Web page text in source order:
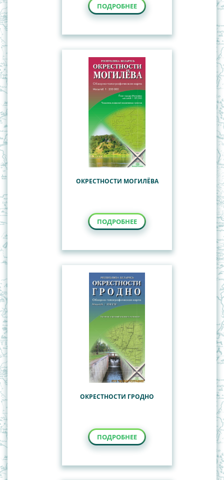
ПОДРОБНЕЕ
ОКРЕСТНОСТИ МОГИЛЁВА
ПОДРОБНЕЕ
ОКРЕСТНОСТИ ГРОДНО
ПОДРОБНЕЕ